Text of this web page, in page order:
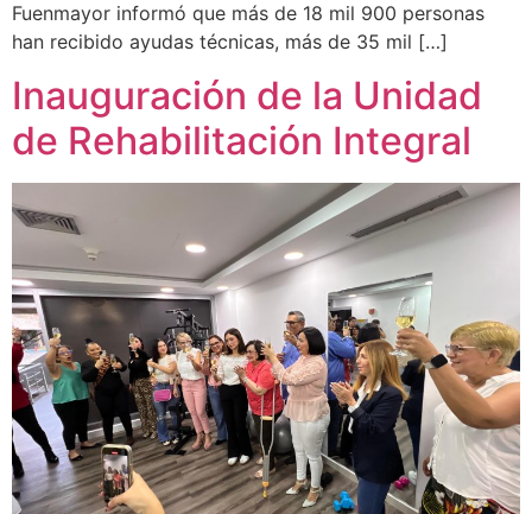
Fuenmayor informó que más de 18 mil 900 personas
han recibido ayudas técnicas, más de 35 mil […]
Inauguración de la Unidad
de Rehabilitación Integral